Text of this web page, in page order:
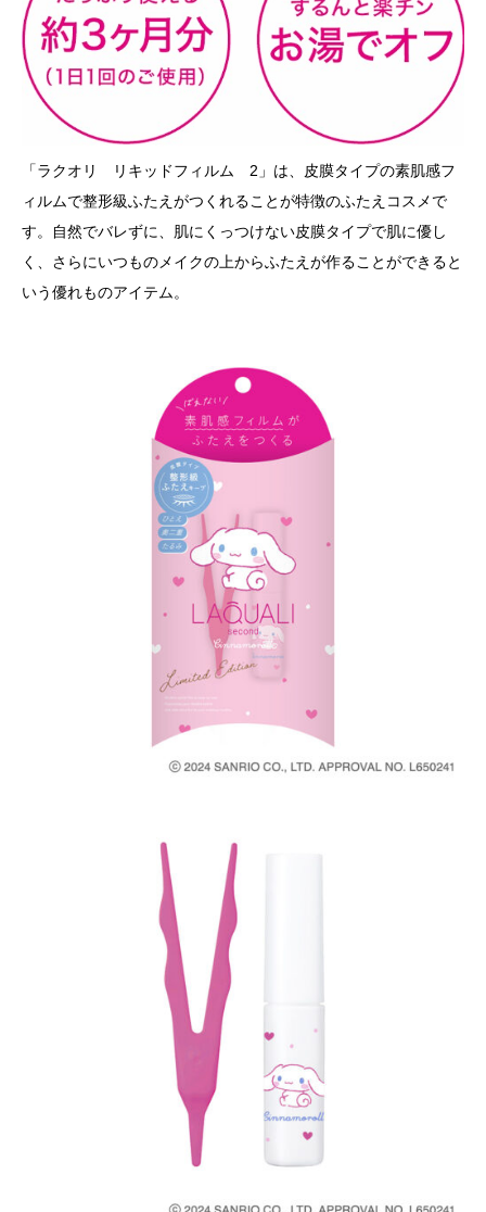
「ラクオリ リキッドフィルム 2」は、皮膜タイプの素肌感フ
ィルムで整形級ふたえがつくれることが特徴のふたえコスメで
す。自然でバレずに、肌にくっつけない皮膜タイプで肌に優し
く、さらにいつものメイクの上からふたえが作ることができると
いう優れものアイテム。